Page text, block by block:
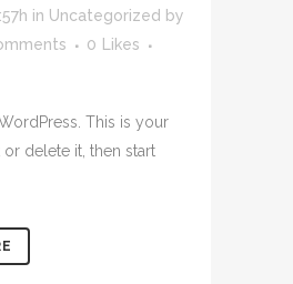
in Uncategorized by
0
Likes
This is your
delete it, then start